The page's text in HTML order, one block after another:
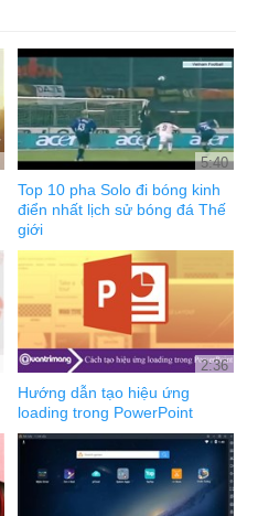
5:40
Top 10 pha Solo đi bóng kinh
điển nhất lịch sử bóng đá Thế
giới
2:36
Hướng dẫn tạo hiệu ứng
loading trong PowerPoint